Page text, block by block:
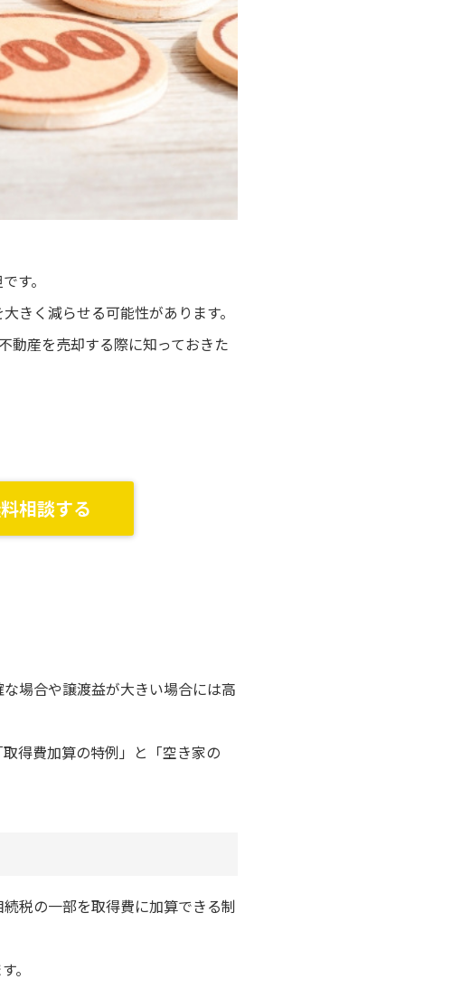
す。
きく減らせる可能性があります。
動産を売却する際に知っておきた
相談する
場合や譲渡益が大きい場合には高
得費加算の特例」と「空き家の
税の一部を取得費に加算できる制
。